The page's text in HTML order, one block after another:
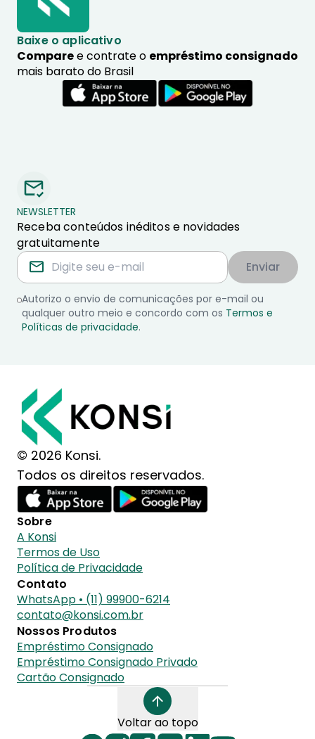
Baixe o aplicativo
Comparee contrate o empréstimo consignado
mais barato do Brasil
NEWSLETTER
Receba conteúdos inéditos e novidades
gratuitamente
Enviar
Autorizo o envio de comunicações por e-mail ou
qualquer outro meio e concordo com os Termos e
Políticas de privacidade.
© 2026 Konsi.
Todos os direitos reservados.
Sobre
A Konsi
Termos de Uso
Política de Privacidade
Contato
WhatsApp • (11) 99900-6214
contato@konsi.com.br
Nossos Produtos
Empréstimo Consignado
Empréstimo Consignado Privado
Cartão Consignado
Voltar ao topo